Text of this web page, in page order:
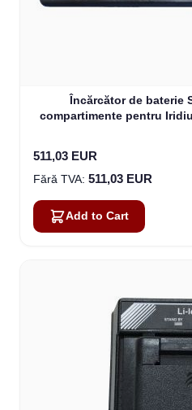
Încărcător de baterie
compartimente pentru
511,03 EUR
511,03 EUR
Add to Cart